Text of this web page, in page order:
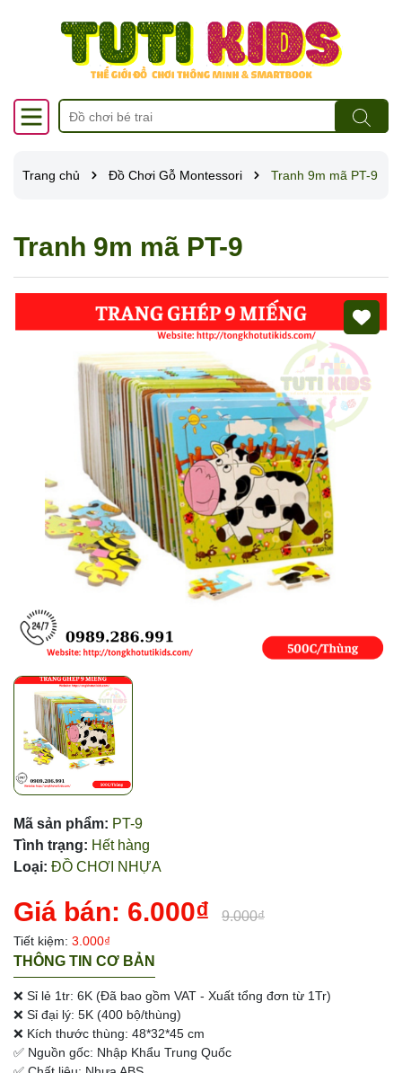
Trang chủ Đồ Chơi Gỗ Montessori Tranh 9m mã PT-9
Tranh 9m mã PT-9
Mã sản phẩm: PT-9
Tình trạng: Hết hàng
Loại: ĐỒ CHƠI NHỰA
Giá bán: 6.000₫ 9.000₫
Tiết kiệm: 3.000₫
THÔNG TIN CƠ BẢN
❌ Sỉ lẻ 1tr: 6K (Đã bao gồm VAT - Xuất tổng đơn từ 1Tr)
❌ Sỉ đại lý: 5K (400 bộ/thùng)
❌ Kích thước thùng: 48*32*45 cm
✅ Nguồn gốc: Nhập Khẩu Trung Quốc
Mã giảm giá:
Điều kiện: